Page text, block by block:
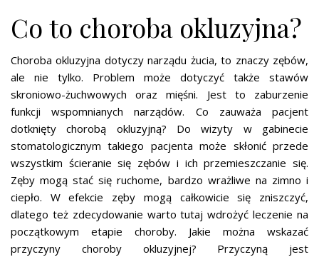
Co to choroba okluzyjna?
Choroba okluzyjna dotyczy narządu żucia, to znaczy zębów,
ale nie tylko. Problem może dotyczyć także stawów
skroniowo-żuchwowych oraz mięśni. Jest to zaburzenie
funkcji wspomnianych narządów. Co zauważa pacjent
dotknięty chorobą okluzyjną? Do wizyty w gabinecie
stomatologicznym takiego pacjenta może skłonić przede
wszystkim ścieranie się zębów i ich przemieszczanie się.
Zęby mogą stać się ruchome, bardzo wrażliwe na zimno i
ciepło. W efekcie zęby mogą całkowicie się zniszczyć,
dlatego też zdecydowanie warto tutaj wdrożyć leczenie na
początkowym etapie choroby. Jakie można wskazać
przyczyny choroby okluzyjnej? Przyczyną jest